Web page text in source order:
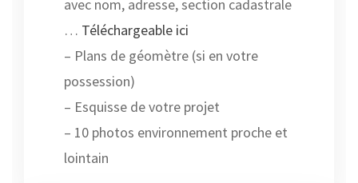
avec nom, adresse, section cadastrale
… Téléchargeable ici
– Plans de géomètre (si en votre
possession)
– Esquisse de votre projet
– 10 photos environnement proche et
lointain